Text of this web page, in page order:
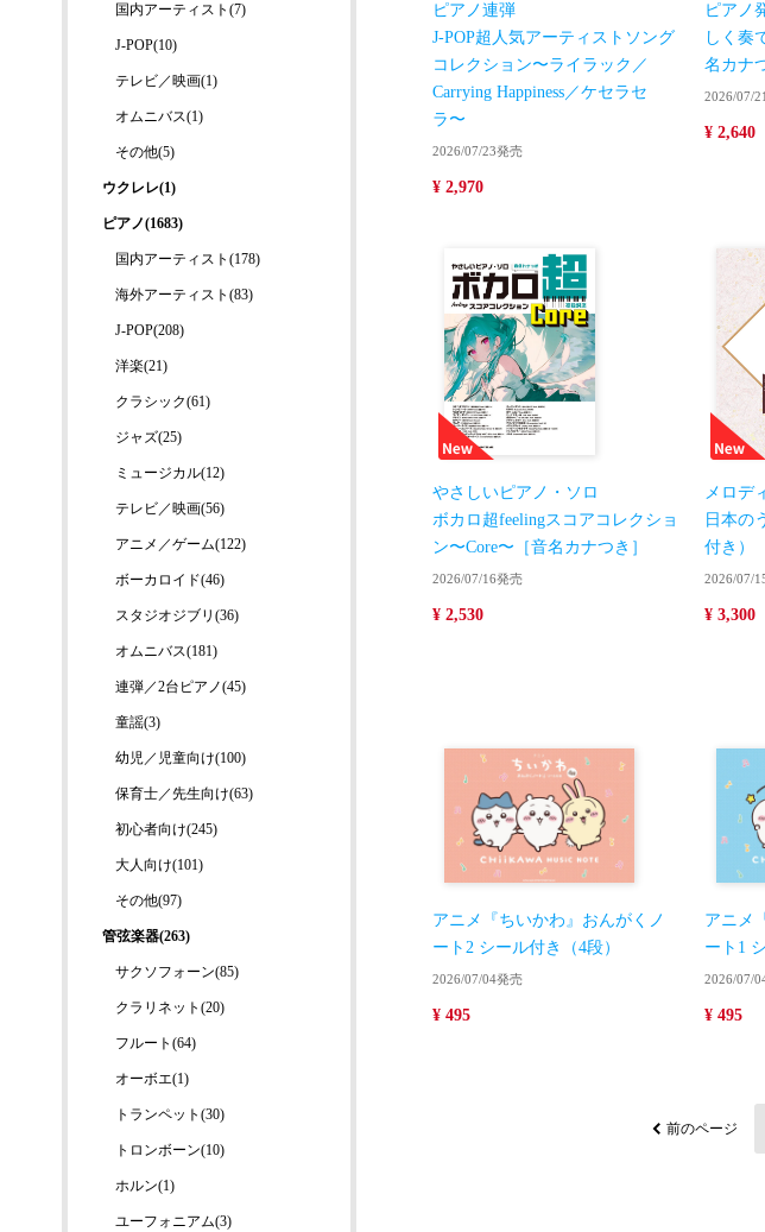
ピアノ連弾
J-POP超人気アーティストソング
コレクション〜ライラック／
Carrying Happiness／ケセラセ
ラ〜
2026/07/23発売
¥ 2,970
ピアノ
しく奏
名カナ
2026/07/
¥ 2,640
やさしいピアノ・ソロ
ボカロ超feelingスコアコレクショ
ン〜Core〜［音名カナつき］
2026/07/16発売
¥ 2,530
メロデ
日本の
付き）
2026/07/
¥ 3,300
アニメ『ちいかわ』おんがくノ
ート2 シール付き（4段）
2026/07/04発売
¥ 495
アニメ
ート1
2026/07/
¥ 495
前のページ
国内アーティスト(7)
J-POP(10)
テレビ／映画(1)
オムニバス(1)
その他(5)
ウクレレ(1)
ピアノ(1683)
国内アーティスト(178)
海外アーティスト(83)
J-POP(208)
洋楽(21)
クラシック(61)
ジャズ(25)
ミュージカル(12)
テレビ／映画(56)
アニメ／ゲーム(122)
ボーカロイド(46)
スタジオジブリ(36)
オムニバス(181)
連弾／2台ピアノ(45)
童謡(3)
幼児／児童向け(100)
保育士／先生向け(63)
初心者向け(245)
大人向け(101)
その他(97)
管弦楽器(263)
サクソフォーン(85)
クラリネット(20)
フルート(64)
オーボエ(1)
トランペット(30)
トロンボーン(10)
ホルン(1)
ユーフォニアム(3)